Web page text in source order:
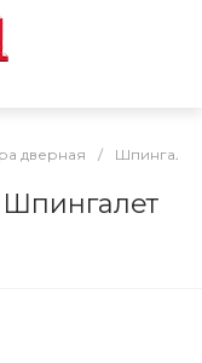
дверная /